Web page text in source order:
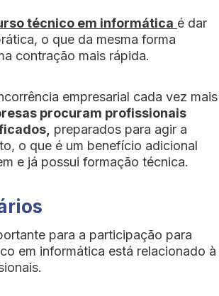
técnico em informática é dar
o que da mesma forma
contração mais rápida.
empresarial cada vez mais
procuram profissionais
preparados para agir a
o que é um benefício adicional
e já possui formação técnica.
para a participação para
em informática está relacionado à